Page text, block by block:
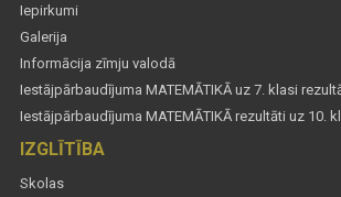
Iepirkumi
Galerija
Informācija zīmju valodā
Iestājpārbaudījuma MATEMĀTIKĀ uz 7. klasi
Iestājpārbaudījuma MATEMĀTIKĀ rezultāti uz 10.
IZGLĪTĪBA
Skolas